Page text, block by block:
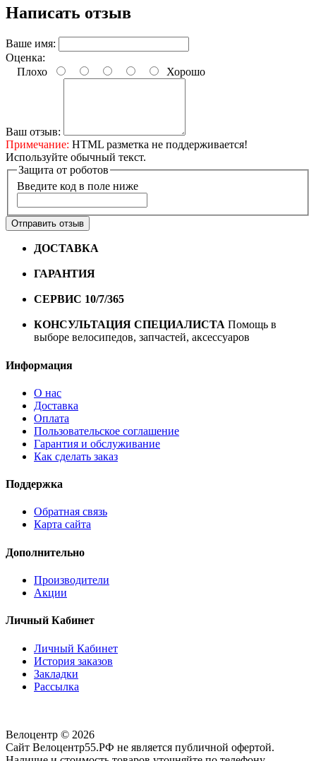
Написать отзыв
Ваше имя:
Оценка:
Плохо
Хорошо
Ваш отзыв:
Примечание: HTML разметка не поддерживается!
Используйте обычный текст.
Защита от роботов
Введите код в поле ниже
Отправить отзыв
ДОСТАВКА
ГАРАНТИЯ
СЕРВИС 10/7/365
КОНСУЛЬТАЦИЯ СПЕЦИАЛИСТА Помощь в
выборе велосипедов, запчастей, аксессуаров
Информация
О нас
Доставка
Оплата
Пользовательское соглашение
Гарантия и обслуживание
Как сделать заказ
Поддержка
Обратная связь
Карта сайта
Дополнительно
Производители
Акции
Личный Кабинет
Личный Кабинет
История заказов
Закладки
Рассылка
Велоцентр © 2026
Сайт Велоцентр55.РФ не является публичной офертой.